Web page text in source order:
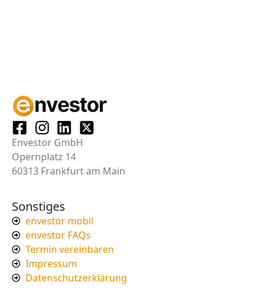
Envestor GmbH
Opernplatz 14
60313 Frankfurt am Main
Sonstiges
envestor mobil
envestor FAQs
Termin vereinbaren
Impressum
Datenschutzerklärung